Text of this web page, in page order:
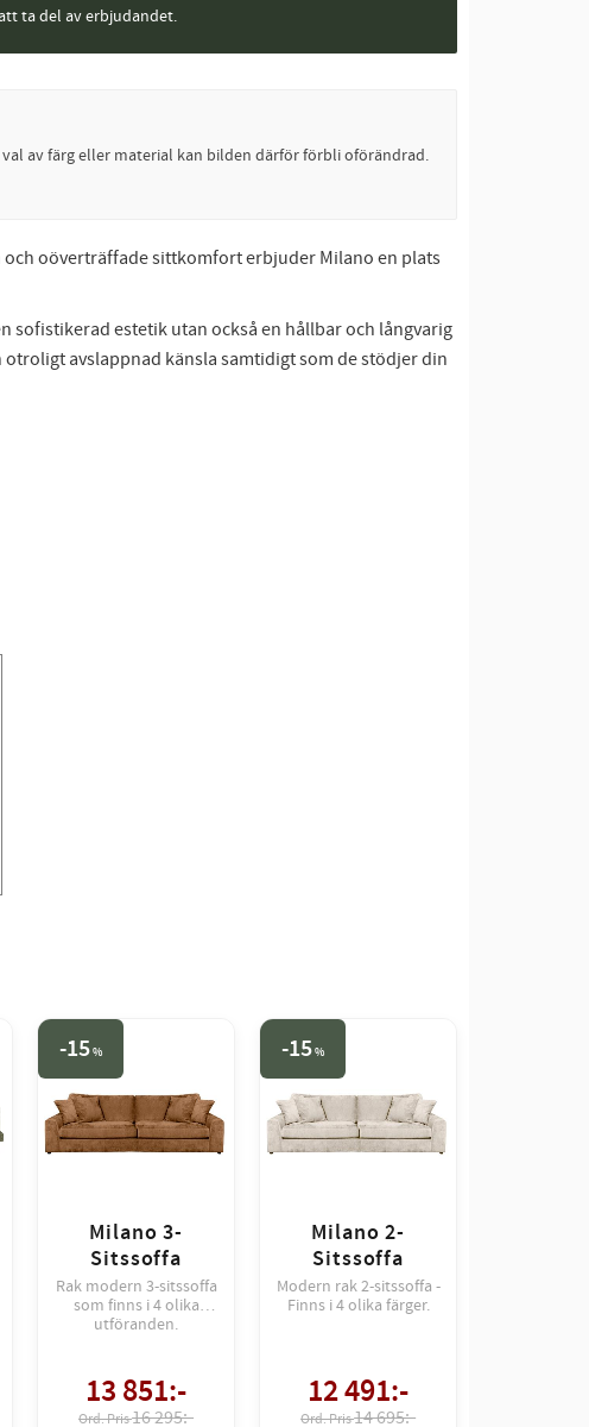
ta del av erbjudandet.
av färg eller material kan bilden därför förbli oförändrad.
oöverträffade sittkomfort erbjuder Milano en plats
sofistikerad estetik utan också en hållbar och långvarig
avslappnad känsla samtidigt som de stödjer din
Milano 3-
Sitssoffa
Rak modern 3-sitssoffa
som finns i 4 olika
utföranden.
13 851:-
16 295:-
15%
Milano 2-
Sitssoffa
Modern rak 2-sitssoffa -
Finns i 4 olika färger.
12 491:-
14 695:-
15%